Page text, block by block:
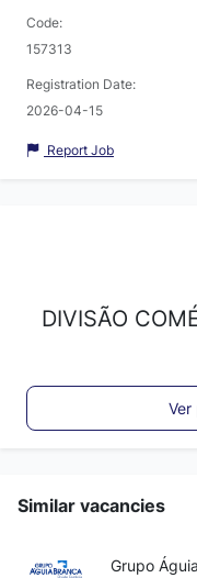
Code:
157313
Registration Date:
2026-04-15
Report Job
DIVISÃO
Ver
Similar vacancies
Grupo